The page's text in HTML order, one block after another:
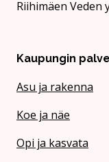
Riihimäen Veden
Kaupungin
Asu ja rakenna
Koe ja näe
Opi ja kasvata